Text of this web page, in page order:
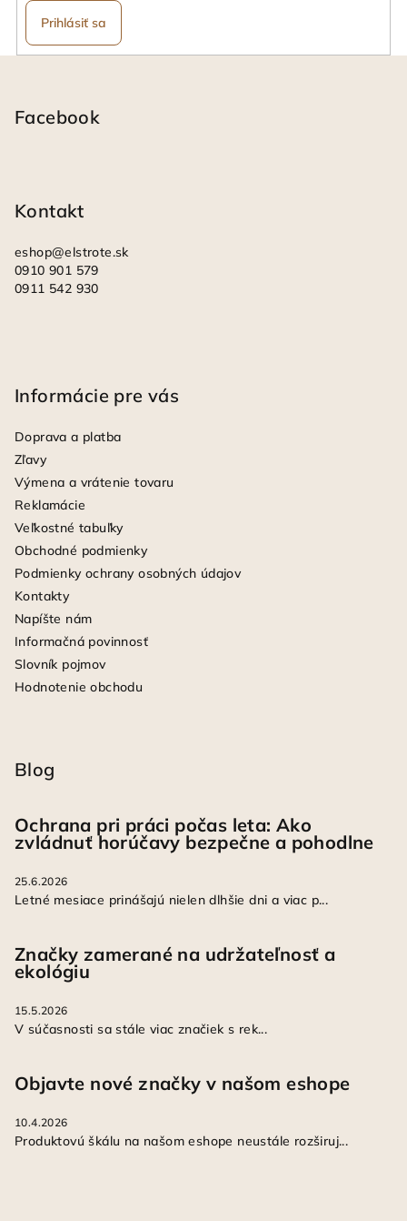
Prihlásiť sa
Facebook
Kontakt
eshop@elstrote.sk
0910 901 579
0911 542 930
Informácie pre vás
Doprava a platba
Zľavy
Výmena a vrátenie tovaru
Reklamácie
Veľkostné tabuľky
Obchodné podmienky
Podmienky ochrany osobných údajov
Kontakty
Napíšte nám
Informačná povinnosť
Slovník pojmov
Hodnotenie obchodu
Blog
Ochrana pri práci počas leta: Ako
zvládnuť horúčavy bezpečne a pohodlne
25.6.2026
Letné mesiace prinášajú nielen dlhšie dni a viac p...
Značky zamerané na udržateľnosť a
ekológiu
15.5.2026
V súčasnosti sa stále viac značiek s rek...
Objavte nové značky v našom eshope
10.4.2026
Produktovú škálu na našom eshope neustále rozširuj...